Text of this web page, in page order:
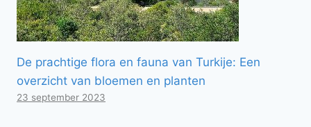
De prachtige flora en fauna van Turkije: Een
overzicht van bloemen en planten
23 september 2023